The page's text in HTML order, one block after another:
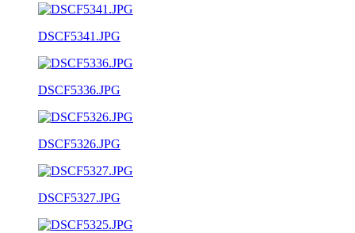
DSCF5341.JPG
DSCF5336.JPG
DSCF5326.JPG
DSCF5327.JPG